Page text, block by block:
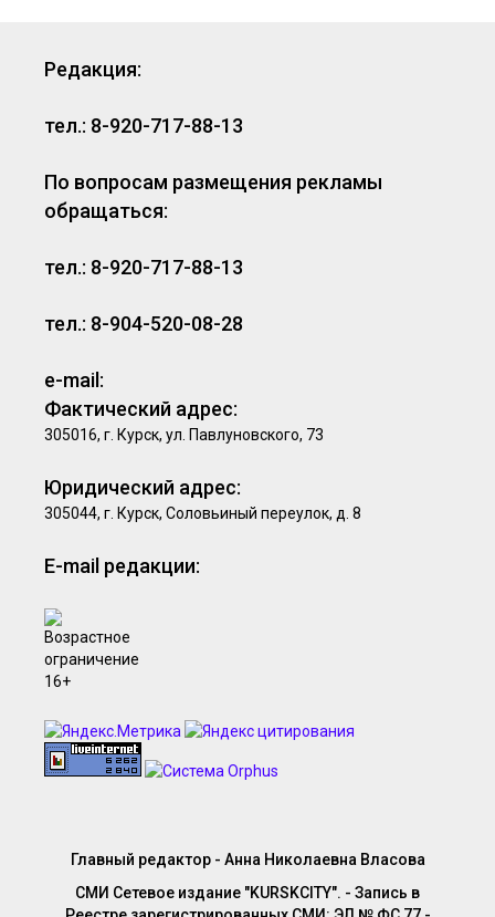
Редакция:
тел.: 8-920-717-88-13
По вопросам размещения рекламы
обращаться:
тел.: 8-920-717-88-13
тел.: 8-904-520-08-28
e-mail:
Фактический адрес:
305016, г. Курск, ул. Павлуновского, 73
Юридический адрес:
305044, г. Курск, Соловьиный переулок, д. 8
E-mail редакции:
Главный редактор - Анна Николаевна Власова
СМИ Сетевое издание "KURSKCITY". - Запись в